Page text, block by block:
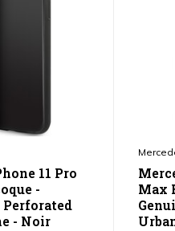
11 Pro
-
Perforated
- Noir
Max